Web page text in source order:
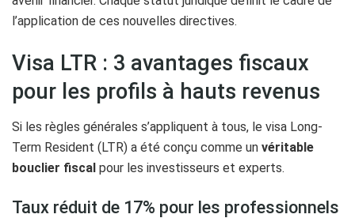
l’application de ces nouvelles directives.
Visa LTR : 3 avantages fiscaux
pour les profils à hauts revenus
Si les règles générales s’appliquent à tous, le visa Long-
Term Resident (LTR) a été conçu comme un véritable
bouclier fiscal pour les investisseurs et experts.
Taux réduit de 17% pour les professionnels